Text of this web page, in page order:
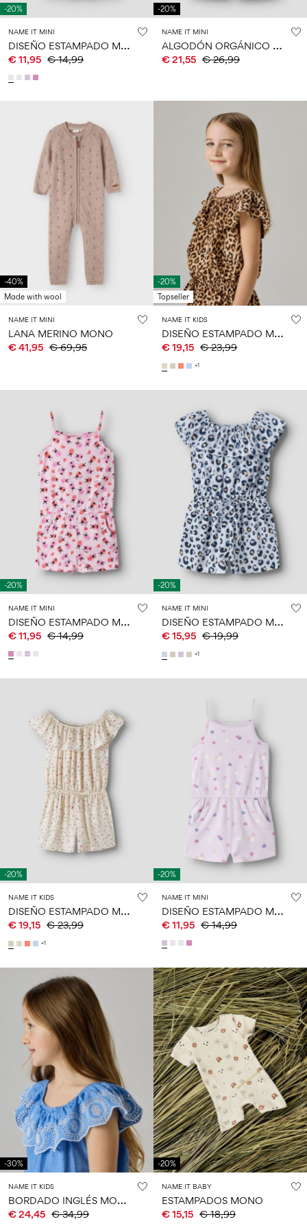
-20%
NAME IT MINI
D
ISEÑO ESTAMPADO MONO
€ 11,95 € 14,99
-20%
NAME IT MINI
A
LGODÓN ORGÁNICO MONO
€ 21,55 € 26,99
-40%
Made with wool
NAME IT MINI
LANA MERINO MONO
€ 41,95 € 69,95
-20%
Topseller
NAME IT KIDS
D
ISEÑO ESTAMPADO MONO
€ 19,15 € 23,99
+1
-20%
NAME IT MINI
D
ISEÑO ESTAMPADO MONO
€ 11,95 € 14,99
-20%
NAME IT MINI
D
ISEÑO ESTAMPADO MONO
€ 15,95 € 19,99
+1
-20%
NAME IT KIDS
D
ISEÑO ESTAMPADO MONO
€ 19,15 € 23,99
+1
-20%
NAME IT MINI
D
ISEÑO ESTAMPADO MONO
€ 11,95 € 14,99
-30%
NAME IT KIDS
B
ORDADO INGLÉS MONO
€ 24,45 € 34,99
-20%
NAME IT BABY
ESTAMPADOS MONO
€ 15,15 € 18,99